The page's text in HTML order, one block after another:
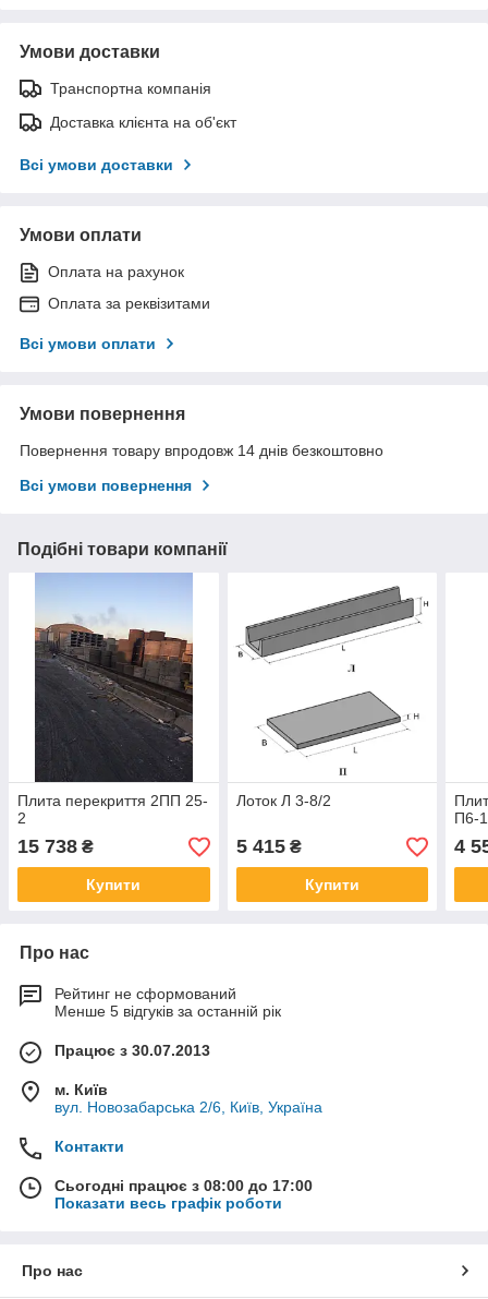
Умови доставки
Транспортна компанія
Доставка клієнта на об'єкт
Всі умови доставки
Умови оплати
Оплата на рахунок
Оплата за реквізитами
Всі умови оплати
Умови повернення
Повернення товару впродовж 14 днів безкоштовно
Всі умови повернення
Подібні товари компанії
Плита перекриття 2ПП 25-
2
15 738 ₴
Купити
Лоток Л 3-8/2
5 415₴
Купити
П6-
4
Про нас
Рейтинг не сформований
Менше 5 відгуків за останній рік
Працює з 30.07.2013
м. Київ
вул. Новозабарська 2/6, Київ, Україна
Контакти
Сьогодні працює з 08:00 до 17:00
Показати весь графік роботи
Про нас